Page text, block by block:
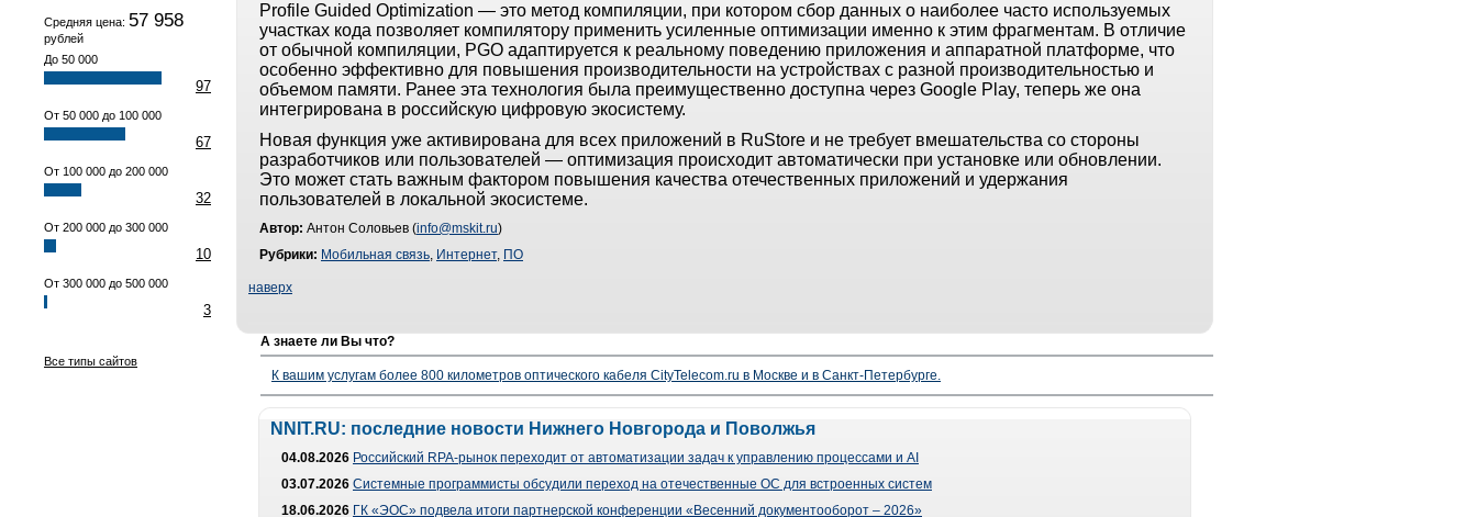
Средняя цена: 57 958
рублей
До 50 000
97
От 50 000 до 100 000
67
От 100 000 до 200 000
32
От 200 000 до 300 000
10
От 300 000 до 500 000
3
Все типы сайтов
Profile Guided Optimization — это метод компиляции, при котором сбор данных о наиболее часто используемых
участках кода позволяет компилятору применить усиленные оптимизации именно к этим фрагментам. В отличие
от обычной компиляции, PGO адаптируется к реальному поведению приложения и аппаратной платформе, что
особенно эффективно для повышения производительности на устройствах с разной производительностью и
объемом памяти. Ранее эта технология была преимущественно доступна через Google Play, теперь же она
интегрирована в российскую цифровую экосистему.
Новая функция уже активирована для всех приложений в RuStore и не требует вмешательства со стороны
разработчиков или пользователей — оптимизация происходит автоматически при установке или обновлении.
Это может стать важным фактором повышения качества отечественных приложений и удержания
пользователей в локальной экосистеме.
Автор: Антон Соловьев (info@mskit.ru)
Рубрики: Мобильная связь, Интернет, ПО
наверх
А знаете ли Вы что?
К вашим услугам более 800 километров оптического кабеля CityTelecom.ru в Москве и в Санкт-Петербурге.
NNIT.RU: последние новости Нижнего Новгорода и Поволжья
04.08.2026 Российский RPA-рынок переходит от автоматизации задач к управлению процессами и AI
03.07.2026 Системные программисты обсудили переход на отечественные ОС для встроенных систем
18.06.2026 ГК «ЭОС» подвела итоги партнерской конференции «Весенний документооборот – 2026»